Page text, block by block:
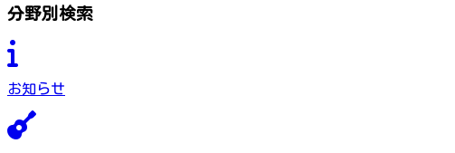
分野別検索
お知らせ